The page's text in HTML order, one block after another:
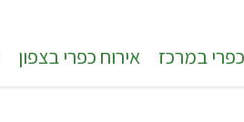
במרכז אירוח כפרי בצפון